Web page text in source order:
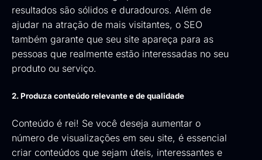
resultados são sólidos e duradouros. Além de
ajudar na atração de mais visitantes, o SEO
também garante que seu site apareça para as
pessoas que realmente estão interessadas no seu
produto ou serviço.
2. Produza conteúdo relevante e de qualidade
Conteúdo é rei! Se você deseja aumentar o
número de visualizações em seu site, é essencial
criar conteúdos que sejam úteis, interessantes e